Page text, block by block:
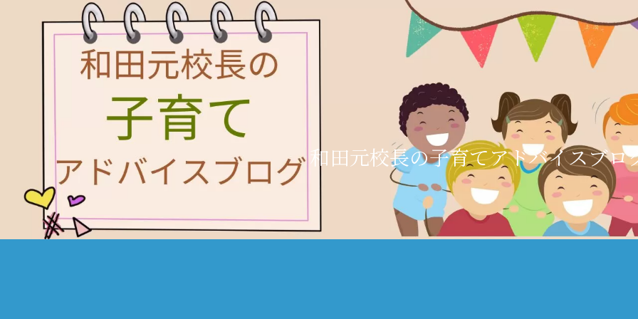
和田元校長の子育てアドバイスブロ